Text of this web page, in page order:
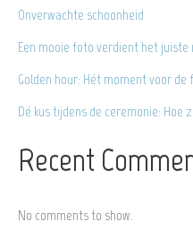
Onverwachte schoonheid
Een mooie foto verdient het juiste
Golden hour: Hét moment voor
Dé kus tijdens de ceremonie: Hoe
Recent
No comments to show.